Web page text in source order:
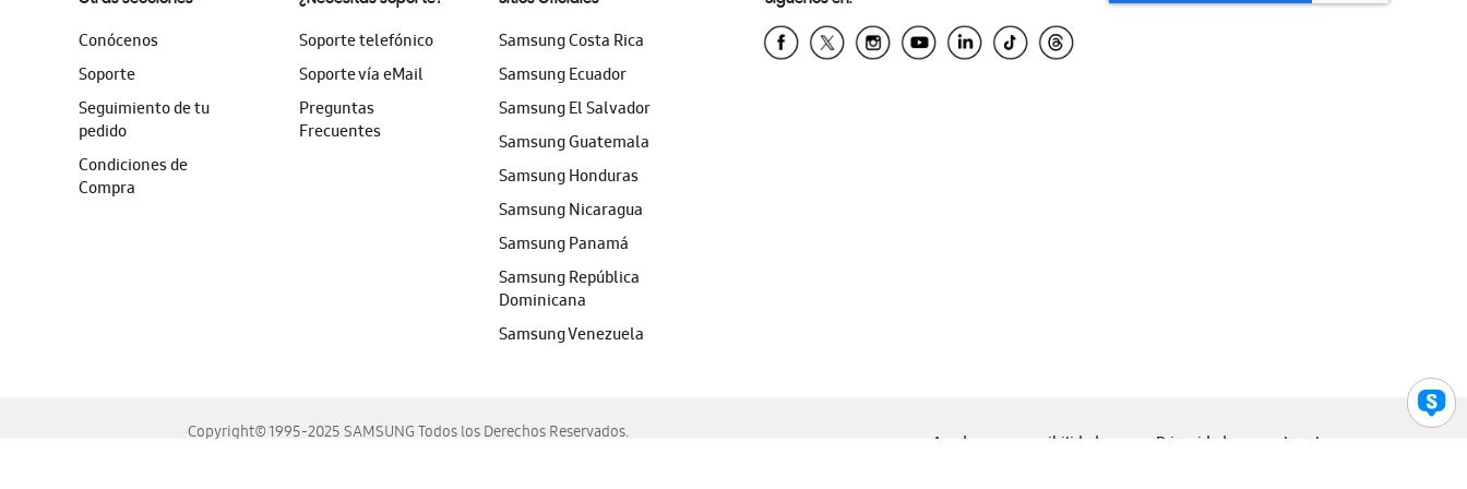
Conócenos
Soporte
Seguimiento de tu
pedido
Condiciones de
Compra
Soporte telefónico
Soporte vía eMail
Preguntas
Frecuentes
Samsung Costa Rica
Samsung Ecuador
Samsung El Salvador
Samsung Guatemala
Samsung Honduras
Samsung Nicaragua
Samsung Panamá
Samsung República
Dominicana
Samsung Venezuela
Copyright© 1995-2025 SAMSUNG Todos los Derechos Reservados.
Ayuda para accesibilidad Privacidad Legal